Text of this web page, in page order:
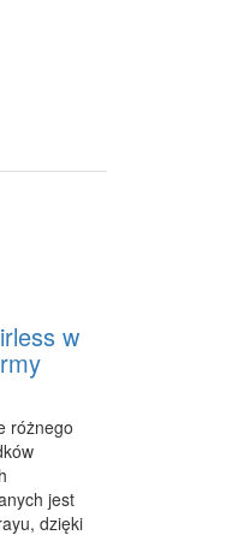
w
różnego
jest
dzięki